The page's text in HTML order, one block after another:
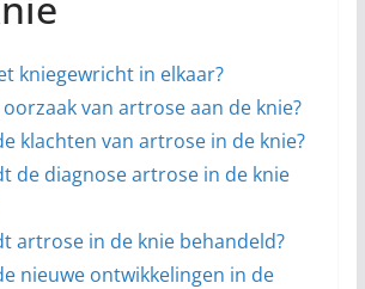
kniegewricht in elkaar?
van artrose aan de knie?
klachten van artrose in de knie?
de diagnose artrose in de knie
artrose in de knie behandeld?
nieuwe ontwikkelingen in de